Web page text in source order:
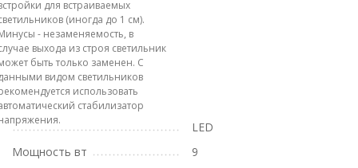
для встраиваемых
(иногда до 1 см).
- незаменяемость, в
выхода из строя светильник
быть только заменен. С
видом светильников
использовать
стабилизатор
LED
Мощность вт
9